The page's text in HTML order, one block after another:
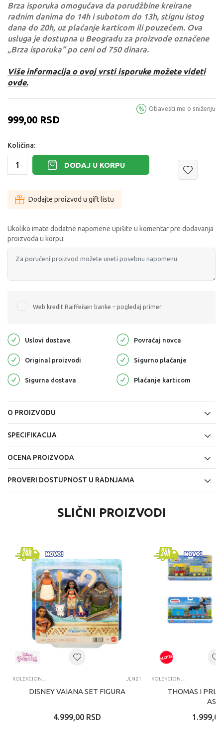
Brza isporuka omogućava da porudžbine kreirane
radnim danima do 14h i subotom do 13h, stignu istog
dana do 20h, uz plaćanje karticom ili pouzećem. Ova
usluga je dostupna u Beogradu za proizvode označene
„Brza isporuka“ po ceni od 750 dinara.
Više informacija o ovoj vrsti isporuke možete videti
ovde.
999,00 RSD
Obavesti me o sniženju
Količina:
DODAJ U KORPU
Dodajte proizvod u gift listu
Ukoliko imate dodatne napomene upišite u komentar pre dodavanja
proizvoda u korpu:
Web kredit Raiffeisen banke – pogledaj primer
Uslovi dostave Povraćaj novca
Original proizvodi Sigurno plaćanje
Sigurna dostava Plaćanje karticom
O PROIZVODU
SPECIFIKACIJA
OCENA PROIZVODA
PROVERI DOSTUPNOST U RADNJAMA
SLIČNI PROIZVODI
KOLEKCIONARSKE FIGURE I SETOVI JLN21
DISNEY VAIANA SET FIGURA
4.999,00 RSD
KOLEKCIONARSKE FIGURE I SETOVI
THOMAS I
1.999,00